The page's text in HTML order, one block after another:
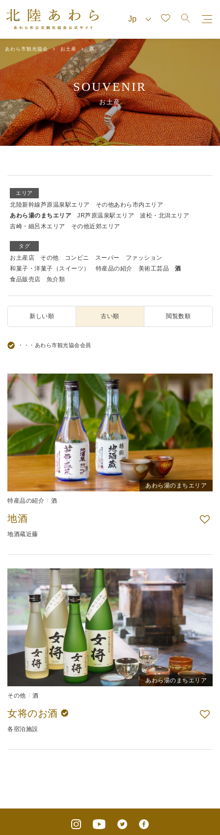
あわら市観光協会 お土産 酒
SOUVENIR
お土産
エリア
北陸新幹線芦原温泉駅エリア
その他あわら市内エリア
あわら湯のまちエリア
JR芦原温泉駅エリア
波松・北潟エリア
吉崎・細呂木エリア
その他近郊エリア
タグ
お土産店 その他 コンビニ スーパー
ファッション
和菓子・洋菓子（スイーツ）
特産品の紹介 美術工芸品
酒
食品販売店
魚介類
新しい順 古い順 閲覧数順
・・・あわら市観光協会会員
あわら湯のまちエリア
特産品の紹介 酒
地酒
地酒蔵近藤
あわら湯のまちエリア
その他 酒
女将のお酒
各宿泊施設